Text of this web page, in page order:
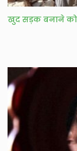
खुद सड़क बनाने को